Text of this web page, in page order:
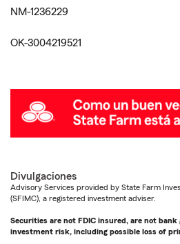
NM-1236229
OK-3004219521
Divulgaciones
Advisory Services provided by State Farm
(SFIMC), a registered investment adviser.
Securities are not FDIC insured, are not
investment risk, including possible loss of